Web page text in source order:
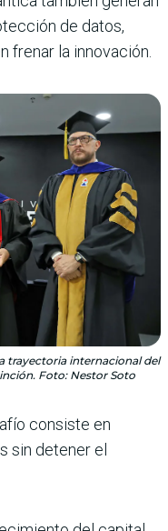
de datos,
frenar la innovación.
trayectoria internacional del
Foto: Nestor Soto
consiste en
sin detener el